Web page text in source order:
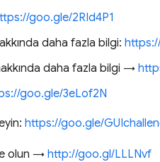
goo.gle/2RId4P1
daha fazla bilgi:
daha fazla bilgi →
goo.gle/3eLof2N
https://goo.gle/
olun →http://goo.gl/LLLNvf